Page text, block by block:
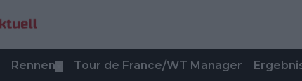
Rennen Tour de France/WT Manager